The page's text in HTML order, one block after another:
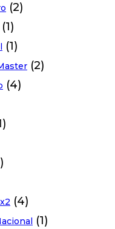
(2)
(1)
(1)
(2)
(4)
(4)
(1)